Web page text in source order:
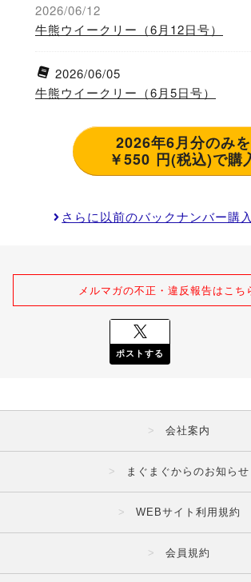
2026/06/12
牛熊ウイークリー（6月12日号）
2026/06/05
牛熊ウイークリー（6月5日号）
2026年6月分のみを
￥550 円(税込)で購
さらに以前のバックナンバー購
メルマガの不正・違反報告はこち
ポストする
会社案内
まぐまぐからのお知らせ
WEBサイト利用規約
会員規約